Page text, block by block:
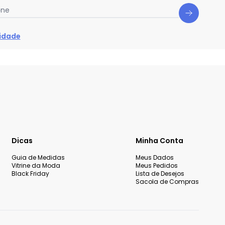
Dicas
Guia de Medidas
Vitrine da Moda
Black Friday
Minha Conta
Meus Dados
Meus Pedidos
Lista de Desejos
Sacola de Compras